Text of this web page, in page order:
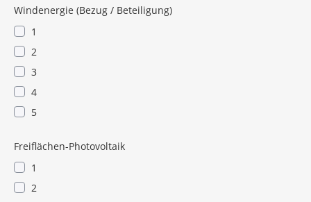
Windenergie (Bezug / Beteiligung)
1
2
3
4
5
Freiflächen-Photovoltaik
1
2